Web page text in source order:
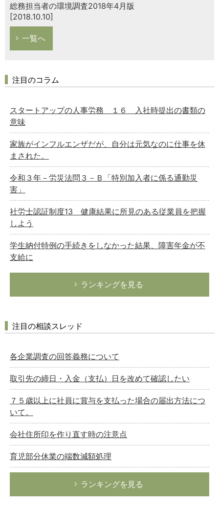
総務担当者の環境調査2018年4月版
[2018.10.10]
一覧へ
注目のコラム
スタートアップの人事労務 １６ 入社時提出の書類の
意味
家族がインフルエンザだが、自分は元気なのに仕事を休
まされた。
令和３年－労災法問３－Ｂ「特別加入者に係る通勤災
害」
社労士認証制度13 健康結果に所見のある従業員を把握
しよう
学生納付特例の手続きをしなかった結果、障害年金が不
支給に
ランキングを見る
注目の相談スレッド
各企業調査の回答義務について
取引先の締日・入金（支払）日を改めて確認したい
７５歳以上に社員に賞与を支払った場合の届出方法につ
いて。
会社住所印を作り直す時の注意点
育児部分休業の端数減額処理
ランキングを見る